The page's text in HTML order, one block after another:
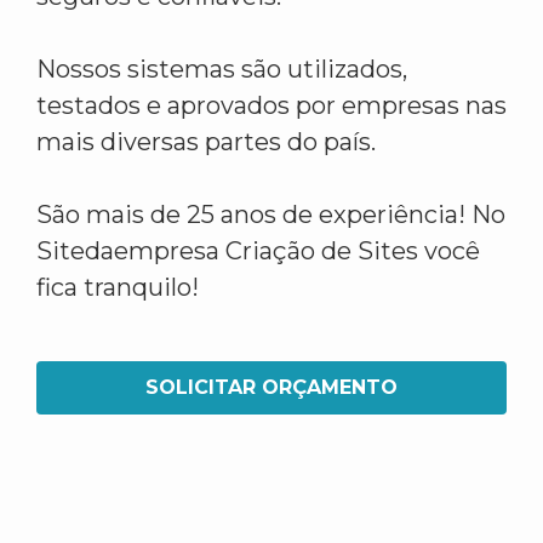
Nossos sistemas são utilizados,
testados e aprovados por empresas nas
mais diversas partes do país.
São mais de 25 anos de experiência! No
Sitedaempresa Criação de Sites você
fica tranquilo!
SOLICITAR ORÇAMENTO